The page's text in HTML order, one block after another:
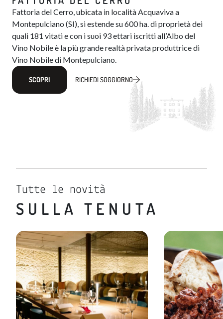
Fattoria del Cerro, ubicata in località Acquaviva a
Montepulciano (SI), si estende su 600 ha. di proprietà dei
quali 181 vitati e con i suoi 93 ettari iscritti all’Albo del
Vino Nobile​​ è la più grande realtà privata produttrice di
Vino Nobile di Montepulciano.
SCOPRI RICHIEDI SOGGIORNO
Tutte le novità
SULLA TENUTA